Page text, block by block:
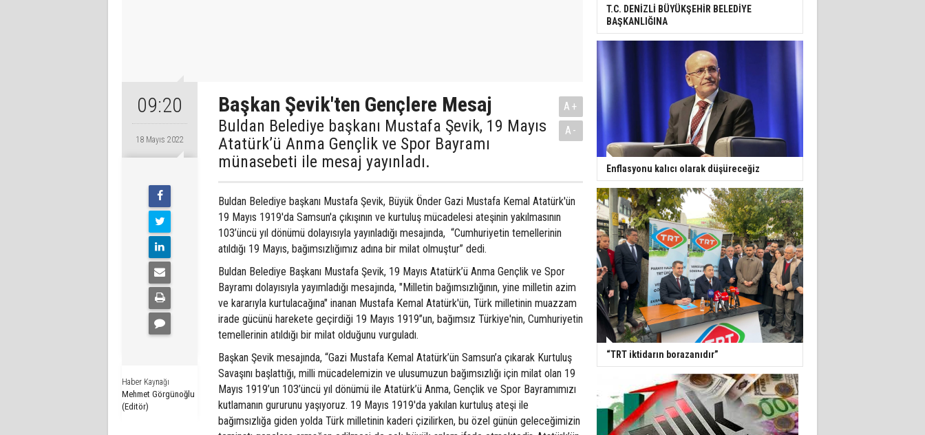
09:20
18 Mayıs 2022
Haber Kaynağı
Mehmet Görgünoğlu
(Editör)
Başkan Şevik'ten Gençlere Mesaj
Buldan Belediye başkanı Mustafa Şevik, 19 Mayıs
Atatürk’ü Anma Gençlik ve Spor Bayramı
münasebeti ile mesaj yayınladı.
A+
A-
Buldan Belediye başkanı Mustafa Şevik, Büyük Önder Gazi Mustafa Kemal Atatürk'ün
19 Mayıs 1919'da Samsun'a çıkışının ve kurtuluş mücadelesi ateşinin yakılmasının
103’üncü yıl dönümü dolayısıyla yayınladığı mesajında, “Cumhuriyetin temellerinin
atıldığı 19 Mayıs, bağımsızlığımız adına bir milat olmuştur” dedi.
Buldan Belediye Başkanı Mustafa Şevik, 19 Mayıs Atatürk’ü Anma Gençlik ve Spor
Bayramı dolayısıyla yayımladığı mesajında, "Milletin bağımsızlığının, yine milletin azim
ve kararıyla kurtulacağına" inanan Mustafa Kemal Atatürk'ün, Türk milletinin muazzam
irade gücünü harekete geçirdiği 19 Mayıs 1919’’un, bağımsız Türkiye'nin, Cumhuriyetin
temellerinin atıldığı bir milat olduğunu vurguladı.
Başkan Şevik mesajında, “Gazi Mustafa Kemal Atatürk’ün Samsun’a çıkarak Kurtuluş
Savaşını başlattığı, milli mücadelemizin ve ulusumuzun bağımsızlığı için milat olan 19
Mayıs 1919’un 103’üncü yıl dönümü ile Atatürk’ü Anma, Gençlik ve Spor Bayramımızı
kutlamanın gururunu yaşıyoruz. 19 Mayıs 1919'da yakılan kurtuluş ateşi ile
bağımsızlığa giden yolda Türk milletinin kaderi çizilirken, bu özel günün geleceğimizin
T.C. DENİZLİ BÜYÜKŞEHİR BELEDİYE
BAŞKANLIĞINA
Enflasyonu kalıcı olarak düşüreceğiz
“TRT iktidarın borazanıdır”